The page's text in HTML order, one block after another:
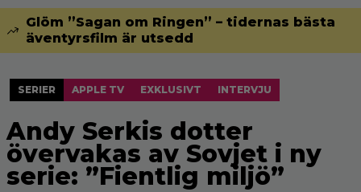
Glöm ”Sagan om Ringen” – tidernas bästa
äventyrsfilm är utsedd
SERIER APPLE TV EXKLUSIVT INTERVJU
Andy Serkis dotter
övervakas av Sovjet i ny
serie: ”Fientlig miljö”